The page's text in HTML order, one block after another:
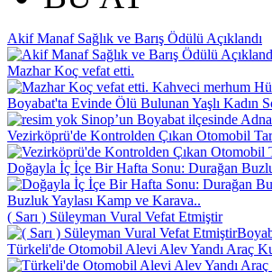
Akif Manaf Sağlık ve Barış Ödülü Açıklandı
Mazhar Koç vefat etti.
Kahveci merhum
Boyabat'ta Evinde Ölü Bulunan Yaşlı Kadın
Sinop’un Boyabat ilçesinde
Vezirköprü'de Kontrolden Çıkan Otomobil
Doğayla İç İçe Bir Hafta Sonu: Durağan
Buzluk Yaylası Kamp ve Karava..
( Sarı ) Süleyman Vural Vefat Etmiştir
Türkeli'de Otomobil Alevi Alev Yandı Araç